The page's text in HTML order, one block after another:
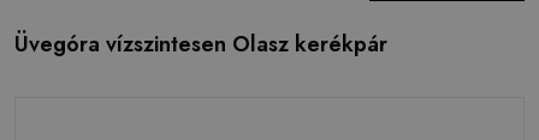
Üvegóra vízszintesen Olasz kerékpár